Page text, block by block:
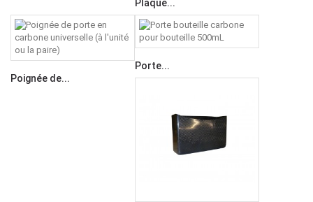
Plaque...
Poignée de...
Porte...